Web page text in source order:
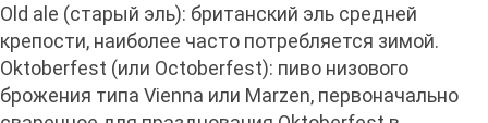
Old ale (старый эль): британский эль средней
крепости, наиболее часто потребляется зимой.
Oktoberfest (или Octoberfest): пиво низового
брожения типа Vienna или Marzen, первоначально